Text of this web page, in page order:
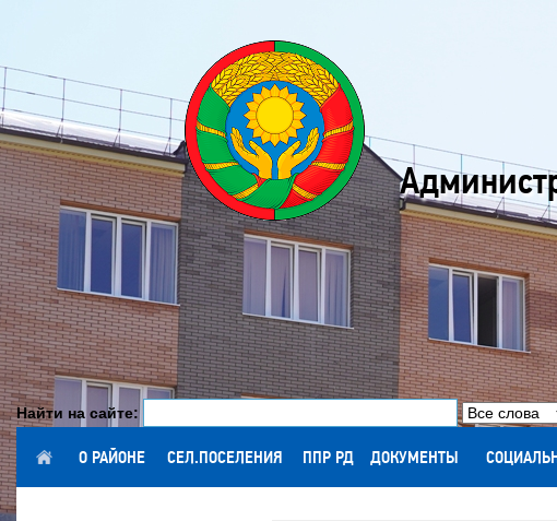
Найти на сайте:
ГЛАВНАЯ О РАЙОНЕ СЕЛ.ПОСЕЛЕНИЯ ППР РД ДОКУМЕНТЫ